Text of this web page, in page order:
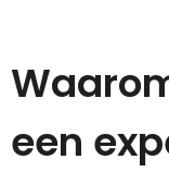
een